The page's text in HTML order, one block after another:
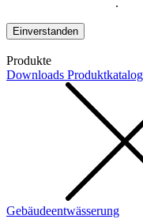
.
Einverstanden
Produkte
Downloads
Gebäudeentwässerung